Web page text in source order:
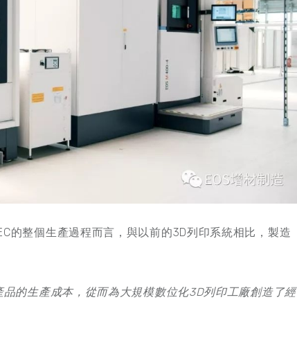
的整個生產過程而言，與以前的3D列印系統相比，製造
的生產成本，從而為大規模數位化3D列印工廠創造了經